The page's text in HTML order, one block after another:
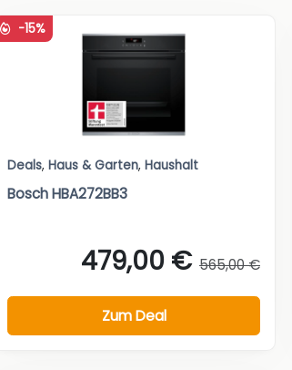
-15%
Deals, Haus & Garten, Haushalt
Bosch HBA272BB3
479,00 € 565,00 €
Zum Deal